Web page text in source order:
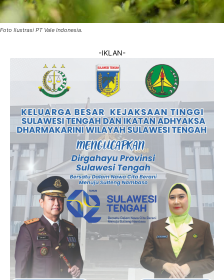
Foto Ilustrasi PT Vale Indonesia.
-IKLAN-